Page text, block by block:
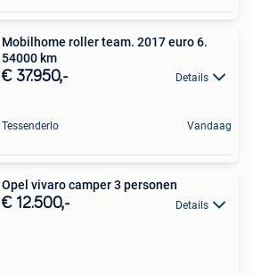
Mobilhome roller team. 2017 euro 6.
54000 km
€ 37.950,- Details
Tessenderlo Vandaag
Opel vivaro camper 3 personen
€ 12.500,- Details